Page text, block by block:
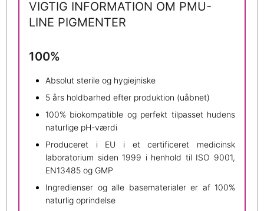
VIGTIG INFORMATION OM PMU-
LINE PIGMENTER
100%
Absolut sterile og hygiejniske
5 års holdbarhed efter produktion (uåbnet)
100% biokompatible og perfekt tilpasset hudens
naturlige pH-værdi
Produceret i EU i et certificeret medicinsk
laboratorium siden 1999 i henhold til ISO 9001,
EN13485 og GMP
Ingredienser og alle basematerialer er af 100%
naturlig oprindelse